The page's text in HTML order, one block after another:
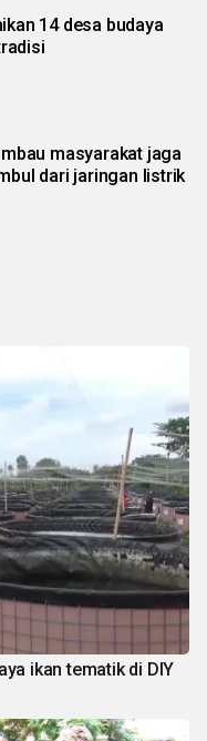
14 desa budaya
masyarakat jaga
dari jaringan listrik
ikan tematik di DIY